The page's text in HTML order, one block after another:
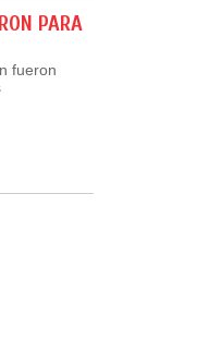
PARA
fueron